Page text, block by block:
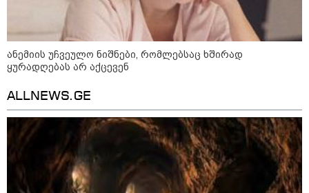
"ძალიან მძიმეა ჩემთვის ის, რაც
ახლა გითხარით“
მთავრდება ხოლმე“
ანემიის უჩვეულო ნიშნები, რომლებსაც ხშირად
ყურადღებას არ აქცევენ
ALLNEWS.GE